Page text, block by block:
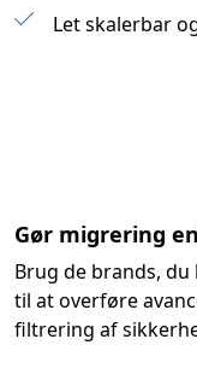
Let skalerbar
Let skalerbar
Gør migrering
Brug de brands,
til at overføre
filtrering af